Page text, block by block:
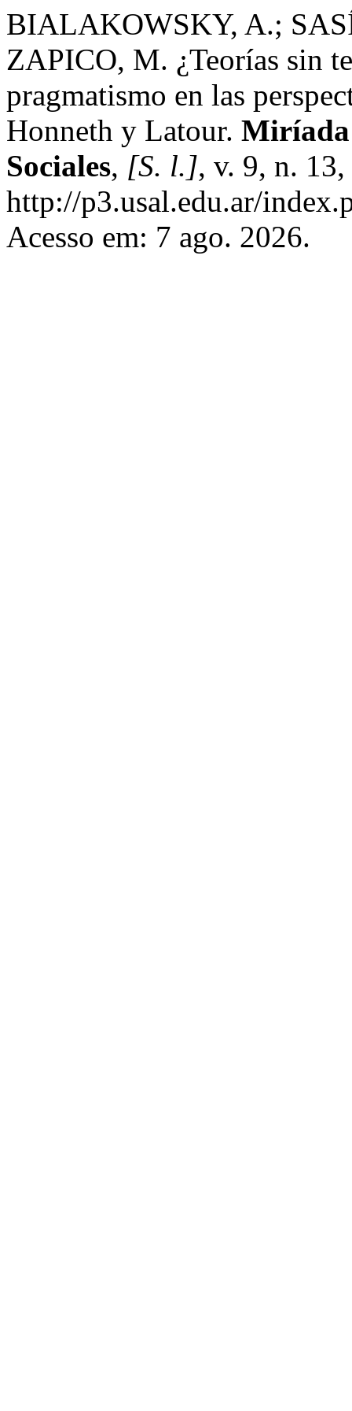
BIALAKOWSKY, A.;
ZAPICO, M. ¿Teorías sin
pragmatismo en las
Honneth y Latour.
Sociales, [S. l.], v. 9, n.
http://p3.usal.edu.ar/
Acesso em: 7 ago. 2026.